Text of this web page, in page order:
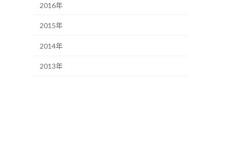
2016年
2015年
2014年
2013年